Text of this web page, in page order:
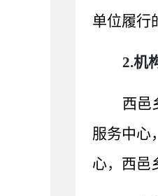
单位履行
2.机
西邑
服务中心
心， 西邑